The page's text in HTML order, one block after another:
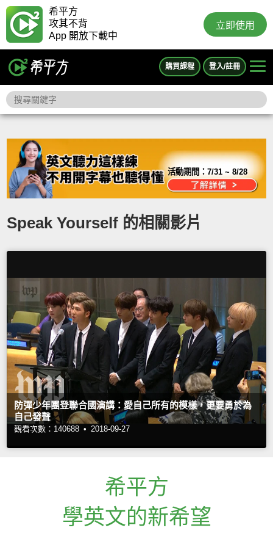
希平方
攻其不背
App 開放下載中
立即使用
購買課程 登入/註冊
活動期間：7/31 ~ 8/28
Speak Yourself 的相關影片
防彈少年團登聯合國演講：愛自己所有的模樣，更要勇於為
自己發聲
觀看次數：140688 • 2018-09-27
希平方
學英文的新希望